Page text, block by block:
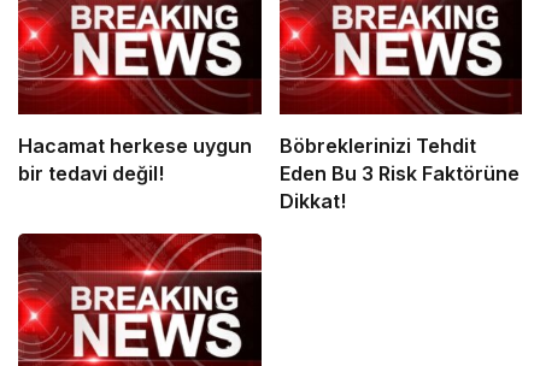
Hacamat herkese uygun
bir tedavi değil!
Böbreklerinizi Tehdit
Eden Bu 3 Risk Faktörüne
Dikkat!